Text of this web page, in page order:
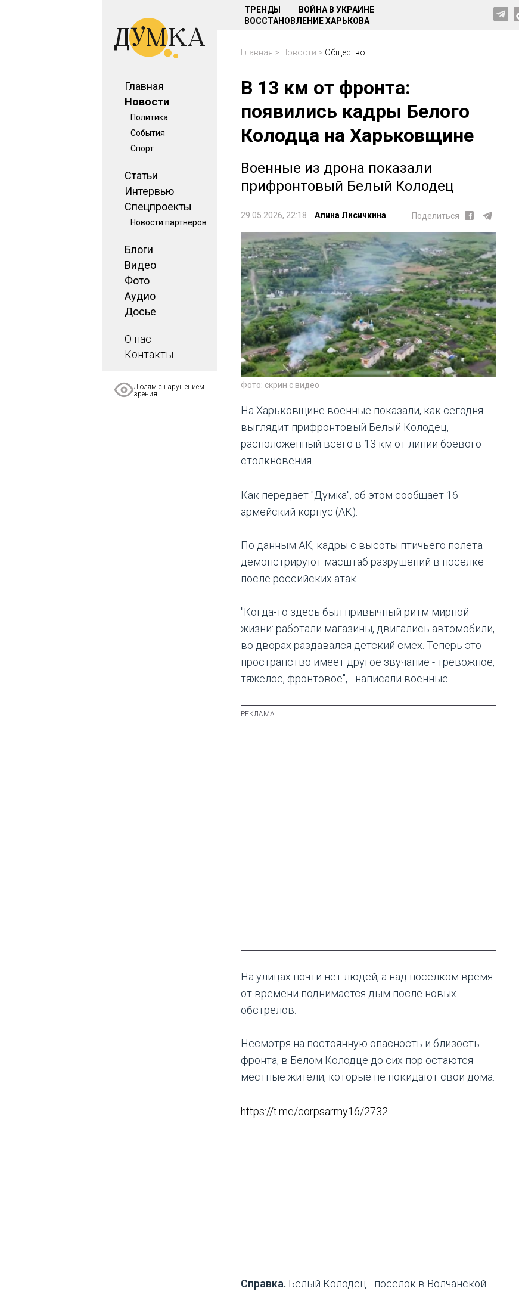
Главная
Новости
Политика
События
Спорт
Статьи
Интервью
Спецпроекты
Новости партнеров
Блоги
Видео
Фото
Аудио
Досье
О нас
Контакты
Людям с нарушением
зрения
ТРЕНДЫ
ВОЙНА В УКРАИНЕ
ВОССТАНОВЛЕНИЕ ХАРЬКОВА
Главная > Новости > Общество
В 13 км от фронта:
появились кадры Белого
Колодца на Харьковщине
Военные из дрона показали
прифронтовый Белый Колодец
29.05.2026, 22:18 Алина Лисичкина Поделиться
Фото: скрин с видео
На Харьковщине военные показали, как сегодня
выглядит прифронтовый Белый Колодец,
расположенный всего в 13 км от линии боевого
столкновения.
Как передает "Думка", об этом сообщает 16
армейский корпус (АК).
По данным АК, кадры с высоты птичьего полета
демонстрируют масштаб разрушений в поселке
после российских атак.
"Когда-то здесь был привычный ритм мирной
жизни: работали магазины, двигались автомобили,
во дворах раздавался детский смех. Теперь это
пространство имеет другое звучание - тревожное,
тяжелое, фронтовое", - написали военные.
На улицах почти нет людей, а над поселком время
от времени поднимается дым после новых
обстрелов.
Несмотря на постоянную опасность и близость
фронта, в Белом Колодце до сих пор остаются
местные жители, которые не покидают свои дома.
https://t.me/corpsarmy16/2732
Справка. Белый Колодец - поселок в Волчанской